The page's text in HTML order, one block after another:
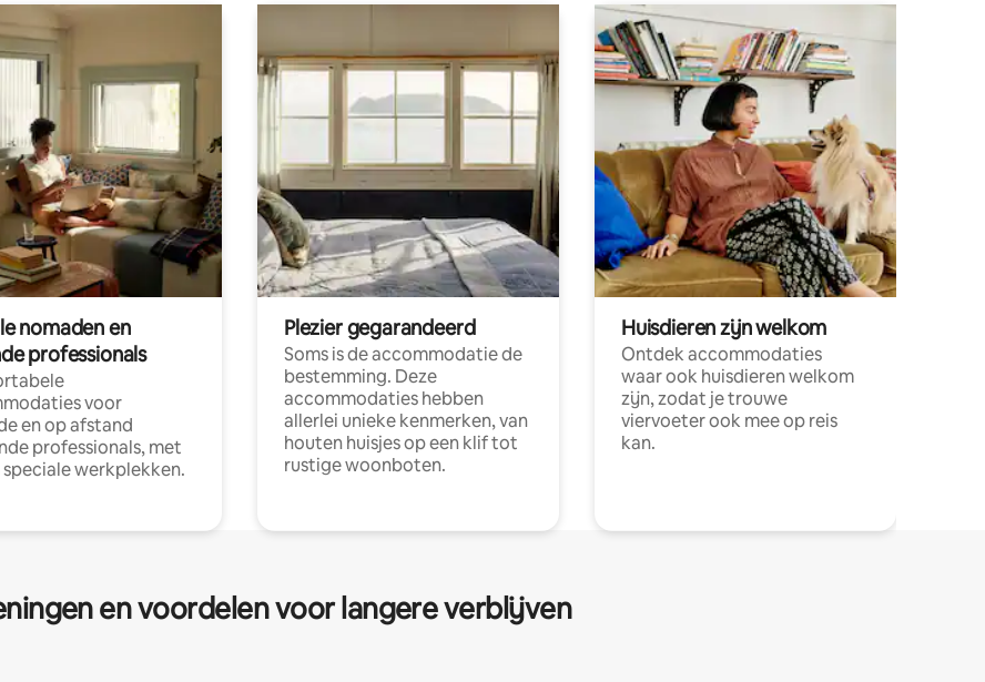
nomaden en
professionals
voor
en op afstand
professionals, met
werkplekken.
Plezier gegarandeerd
Soms is de accommodatie de
bestemming. Deze
accommodaties hebben
allerlei unieke kenmerken, van
houten huisjes op een klif tot
rustige woonboten.
Huisdieren zijn welkom
Ontdek accommodaties
waar ook huisdieren welkom
zijn, zodat je trouwe
viervoeter ook mee op reis
kan.
en voordelen voor langere verblijven